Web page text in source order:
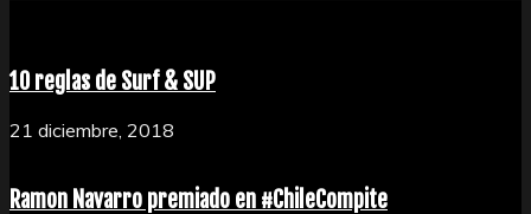
10 reglas de Surf & SUP
21 diciembre, 2018
Ramon Navarro premiado en #ChileCompite